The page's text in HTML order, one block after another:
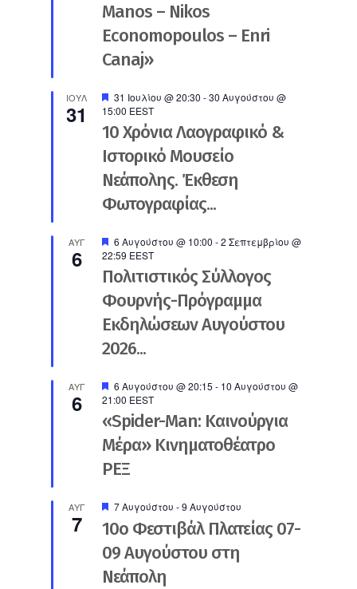
Manos – Nikos
Economopoulos – Enri
Canaj»
ΙΟΎΛ
31
Προτεινόμενο
31 Ιουλίου @ 20:30 -30 Αυγούστου @
15:00 EEST
10 Χρόνια Λαογραφικό &
Ιστορικό Μουσείο
Νεάπολης. Έκθεση
Φωτογραφίας...
ΑΥΓ
6
Προτεινόμενο
6 Αυγούστου @ 10:00 -2 Σεπτεμβρίου @
22:59 EEST
Πολιτιστικός Σύλλογος
Φουρνής-Πρόγραμμα
Εκδηλώσεων Αυγούστου
2026...
ΑΥΓ
6
Προτεινόμενο
6 Αυγούστου @ 20:15 - 10 Αυγούστου @
21:00 EEST
«Spider-Man: Καινούργια
Μέρα» Κινηματοθέατρο
ΡΕΞ
ΑΥΓ
7
Προτεινόμενο
7 Αυγούστου -9 Αυγούστου
10ο Φεστιβάλ Πλατείας 07-
09 Αυγούστου στη
Νεάπολη